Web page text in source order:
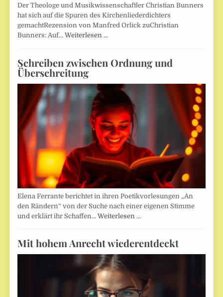
Der Theologe und Musikwissenschaftler Christian Bunners
hat sich auf die Spuren des Kirchenliederdichters
gemachtRezension von Manfred Orlick zuChristian
Bunners: Auf…Weiterlesen …
Schreiben zwischen Ordnung und
Überschreitung
Elena Ferrante berichtet in ihren Poetikvorlesungen „An
den Rändern“ von der Suche nach einer eigenen Stimme
und erklärt ihr Schaffen…Weiterlesen …
Mit hohem Anrecht wiederentdeckt